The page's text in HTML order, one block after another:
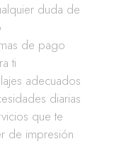
duda de
de pago
ti
adecuados
diarias
que te
de impresión